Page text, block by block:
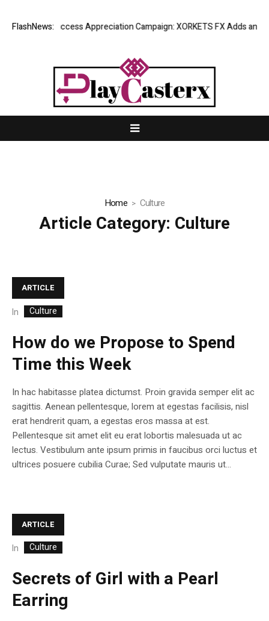
FlashNews:
Listing Success Appreciation Campaign: XORKETS FX Adds an
Home Culture
Article Category: Culture
ARTICLE
In Culture
How do we Propose to Spend
Time this Week
In hac habitasse platea dictumst. Proin gravida semper elit ac
sagittis. Aenean pellentesque, lorem at egestas facilisis, nisl
erat hendrerit quam, a egestas eros massa at est.
Pellentesque sit amet elit eu erat lobortis malesuada ut ac
lectus. Vestibulum ante ipsum primis in faucibus orci luctus et
ultrices posuere cubilia Curae; Sed vulputate mauris ut...
ARTICLE
In Culture
Secrets of Girl with a Pearl
Earring